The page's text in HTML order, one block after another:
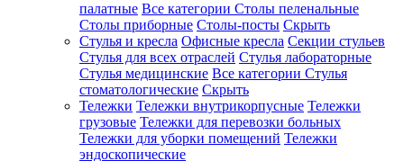
палатные Все категории Столы пеленальные
Столы приборные Столы-посты Скрыть
Стулья и кресла Офисные кресла Секции стульев
Стулья для всех отраслей Стулья лабораторные
Стулья медицинские Все категории Стулья
стоматологические Скрыть
Тележки Тележки внутрикорпусные Тележки
грузовые Тележки для перевозки больных
Тележки для уборки помещений Тележки
эндоскопические